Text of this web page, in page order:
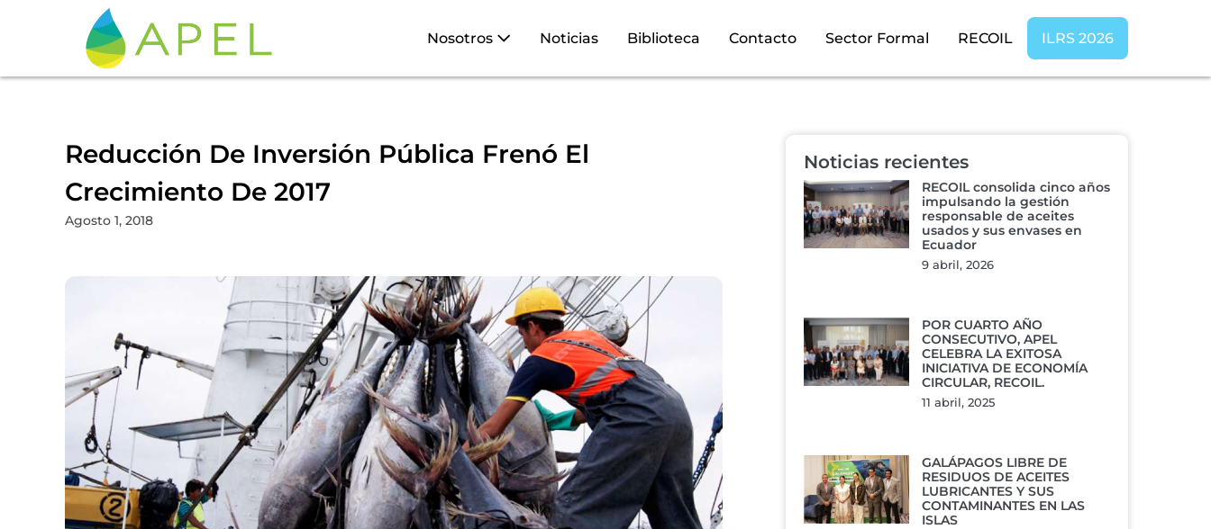
Nosotros Noticias Biblioteca Contacto Sector Formal RECOIL ILRS 2026
Reducción De Inversión Pública Frenó El
Crecimiento De 2017
Agosto 1, 2018
Noticias recientes
RECOIL consolida cinco años
impulsando la gestión
responsable de aceites
usados y sus envases en
Ecuador
9 abril, 2026
POR CUARTO AÑO
CONSECUTIVO, APEL
CELEBRA LA EXITOSA
INICIATIVA DE ECONOMÍA
CIRCULAR, RECOIL.
11 abril, 2025
GALÁPAGOS LIBRE DE
RESIDUOS DE ACEITES
LUBRICANTES Y SUS
CONTAMINANTES EN LAS
ISLAS